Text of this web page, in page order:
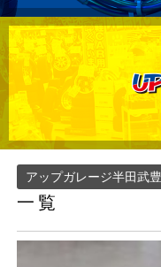
アップガレージ半田武
一覧